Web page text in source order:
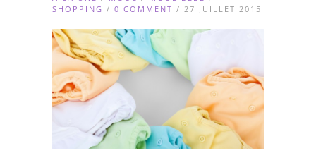
SHOPPING / 0 COMMENT / 27 JUILLET 2015